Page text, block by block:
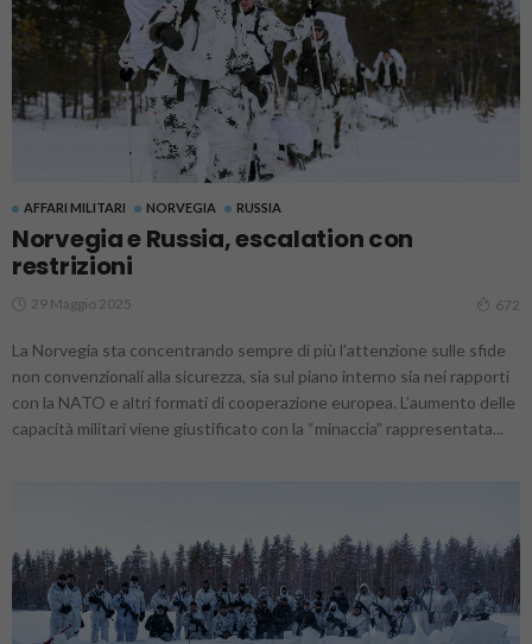
AFFARI MILITARI NORVEGIA RUSSIA
Norvegia e Russia, escalation con
restrizioni
29 Maggio 2025 672
La Norvegia sta concentrando sempre di più l’attenzione sulle sfide
non convenzionali alla sicurezza, sia sul piano interno sia nei rapporti
con la NATO e altri formati di cooperazione europea. L’aumento delle
capacità militari viene giustificato con la “minaccia” rappresentata...